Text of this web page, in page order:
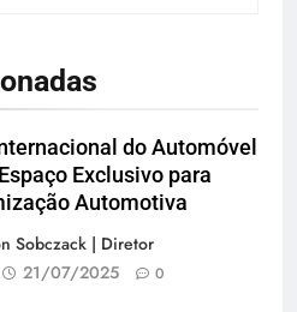
do Automóvel
Exclusivo para
Automotiva
Sobczack | Diretor
21/07/2025 0